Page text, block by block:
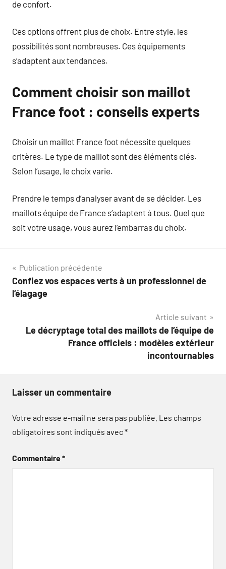
de confort.
Ces options offrent plus de choix. Entre style, les
possibilités sont nombreuses. Ces équipements
s’adaptent aux tendances.
Comment choisir son maillot
France foot : conseils experts
Choisir un maillot France foot nécessite quelques
critères. Le type de maillot sont des éléments clés.
Selon l’usage, le choix varie.
Prendre le temps d’analyser avant de se décider. Les
maillots équipe de France s’adaptent à tous. Quel que
soit votre usage, vous aurez l’embarras du choix.
Navigation
de
Publication précédente
Confiez vos espaces verts à un professionnel de
l’élagage
Article suivant
Le décryptage total des maillots de l’équipe de
France officiels : modèles extérieur
incontournables
Laisser un commentaire
Votre adresse e-mail ne sera pas publiée. Les champs
obligatoires sont indiqués avec*
Commentaire*